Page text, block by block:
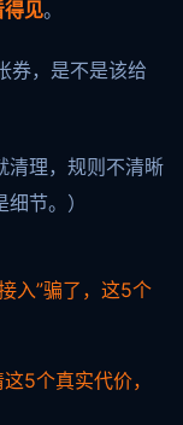
得见。
券，是不是该给
清理，规则不清晰
节。）
入”骗了，这5个
5个真实代价，